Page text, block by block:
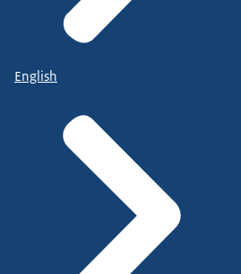
English